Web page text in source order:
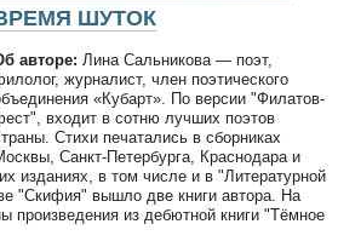
ШУТОК
авторе: Лина Сальникова — поэт,
журналист, член поэтического
«Кубарт». По версии "Филатов-
входит в сотню лучших поэтов
Стихи печатались в сборниках
Санкт-Петербурга, Краснодара и
изданиях, в том числе и в "Литературной
"Скифия" вышло две книги автора. На
произведения из дебютной книги "Тёмное